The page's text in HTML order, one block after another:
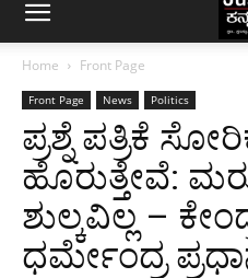
Home Front Page
Front Page News Politics
ಪ್ರಶ್ನೆ ಪತ್ರಿಕೆ
ಹೊರುತ್ತೇವೆ:
ಶುಲ್ಕವಿಲ್ಲ –
ಧರ್ಮೇಂದ್ರ